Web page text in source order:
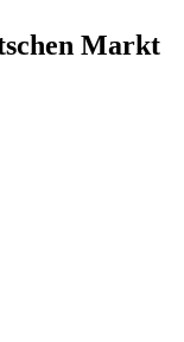
Markt